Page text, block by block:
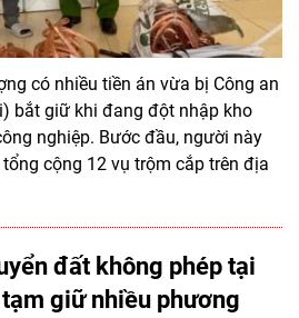
có nhiều tiền án vừa bị Công an
bắt giữ khi đang đột nhập kho
nghiệp. Bước đầu, người này
cộng 12 vụ trộm cắp trên địa
đất không phép tại
giữ nhiều phương